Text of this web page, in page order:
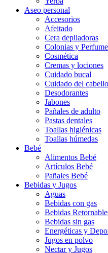
Aseo personal
Accesorios
Afeitado
Cera depiladoras
Colonias y
Cosmética
Cremas y lociones
Cuidado bucal
Cuidado del cabello
Desodorantes
Jabones
Pañales de adulto
Pastas dentales
Toallas higiénicas
Toallas húmedas
Bebé
Alimentos Bebé
Artículos Bebé
Pañales Bebé
Bebidas y Jugos
Aguas
Bebidas con gas
Bebidas
Bebidas sin gas
Energéticas y
Jugos en polvo
Nectar y Jugos